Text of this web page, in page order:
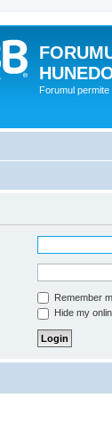
Forumul
Remember
Hide my